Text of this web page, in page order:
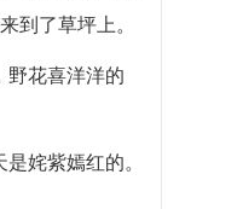
到了草坪上。
野花喜洋洋的
姹紫嫣红的。